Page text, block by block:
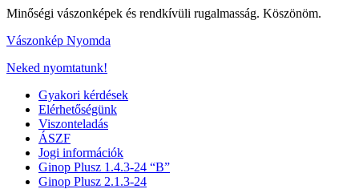
Minőségi vászonképek és rendkívüli rugalmasság. Köszönöm.
Vászonkép Nyomda
Neked nyomtatunk!
Gyakori kérdések
Elérhetőségünk
Viszonteladás
ÁSZF
Jogi információk
Ginop Plusz 1.4.3-24 “B”
Ginop Plusz 2.1.3-24